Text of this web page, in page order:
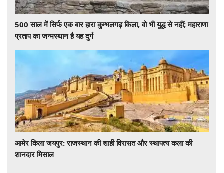
500 साल में सिर्फ एक बार हारा कुम्भलगढ़ किला, वो भी युद्ध से नहीं; महाराणा
प्रताप का जन्मस्थान है यह दुर्ग
आमेर किला जयपुर: राजस्थान की शाही विरासत और स्थापत्य कला की
शानदार मिसाल